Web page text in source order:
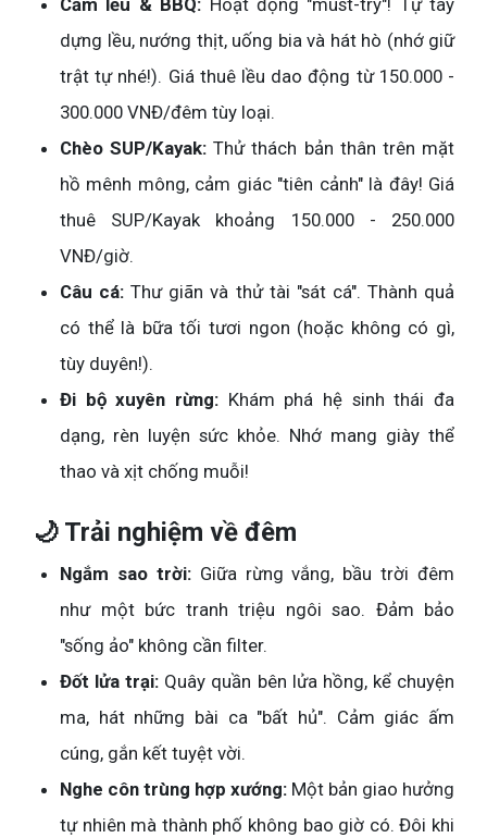
Cắm lều & BBQ: Hoạt động "must-try"! Tự tay
dựng lều, nướng thịt, uống bia và hát hò (nhớ giữ
trật tự nhé!). Giá thuê lều dao động từ 150.000 -
300.000 VNĐ/đêm tùy loại.
Chèo SUP/Kayak: Thử thách bản thân trên mặt
hồ mênh mông, cảm giác "tiên cảnh" là đây! Giá
thuê SUP/Kayak khoảng 150.000 - 250.000
VNĐ/giờ.
Câu cá: Thư giãn và thử tài "sát cá". Thành quả
có thể là bữa tối tươi ngon (hoặc không có gì,
tùy duyên!).
Đi bộ xuyên rừng: Khám phá hệ sinh thái đa
dạng, rèn luyện sức khỏe. Nhớ mang giày thể
thao và xịt chống muỗi!
🌙 Trải nghiệm về đêm
Ngắm sao trời:Giữa rừng vắng, bầu trời đêm
như một bức tranh triệu ngôi sao. Đảm bảo
"sống ảo" không cần filter.
Đốt lửa trại: Quây quần bên lửa hồng, kể chuyện
ma, hát những bài ca "bất hủ". Cảm giác ấm
cúng, gắn kết tuyệt vời.
Nghe côn trùng hợp xướng: Một bản giao hưởng
tự nhiên mà thành phố không bao giờ có. Đôi khi